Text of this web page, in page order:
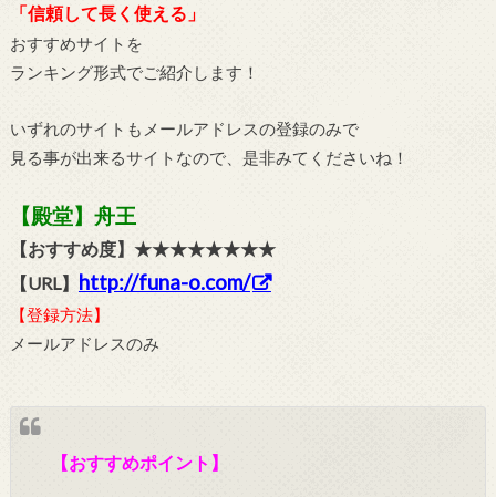
「信頼して長く使える」
おすすめサイトを
ランキング形式でご紹介します！
いずれのサイトもメールアドレスの登録のみで
見る事が出来るサイトなので、是非みてくださいね！
【殿堂】舟王
【おすすめ度】★★★★★★★★
【URL】 http://funa-o.com/
【登録方法】
メールアドレスのみ
【おすすめポイント】